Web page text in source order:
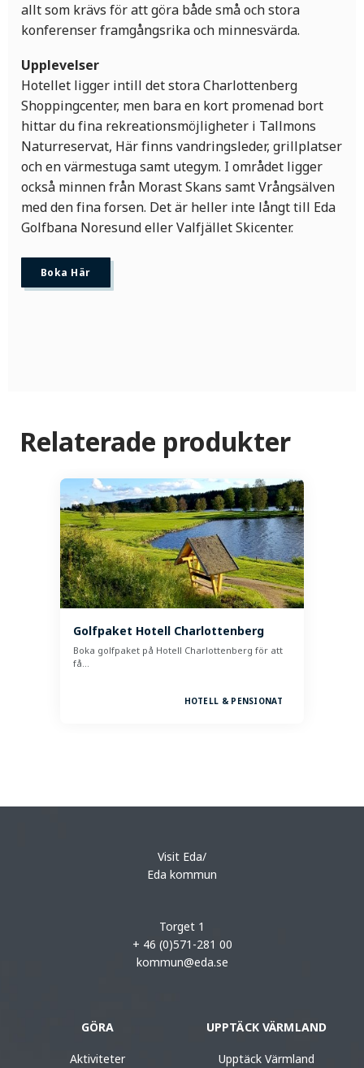
allt som krävs för att göra både små och stora
konferenser framgångsrika och minnesvärda.
Upplevelser
Hotellet ligger intill det stora Charlottenberg
Shoppingcenter, men bara en kort promenad bort
hittar du fina rekreationsmöjligheter i Tallmons
Naturreservat, Här finns vandringsleder, grillplatser
och en värmestuga samt utegym. I området ligger
också minnen från Morast Skans samt Vrångsälven
med den fina forsen. Det är heller inte långt till Eda
Golfbana Noresund eller Valfjället Skicenter.
Boka Här
Relaterade produkter
Golfpaket Hotell Charlottenberg
Boka golfpaket på Hotell Charlottenberg för att
få…
HOTELL & PENSIONAT
Visit Eda/
Eda kommun
Torget 1
+ 46 (0)571-281 00
kommun@eda.se
GÖRA
Aktiviteter
UPPTÄCK VÄRMLAND
Upptäck Värmland